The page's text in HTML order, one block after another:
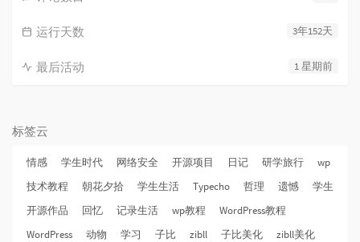
3年152天
运行天数
1 星期前
最后活动
标签云
情感 学生时代 网络安全 开源项目 日记 研学旅行
wp
技术教程
朝花夕拾 学生生活 Typecho 哲理 遗憾
学生
开源作品
回忆 记录生活 wp教程
WordPress教程
WordPress
动物 学习 子比 zibll 子比美化
zibll美化